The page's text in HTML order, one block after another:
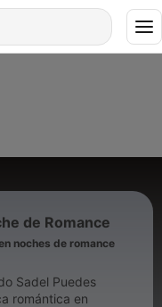
de Romance
noches de romance
Sadel Puedes
romántica en